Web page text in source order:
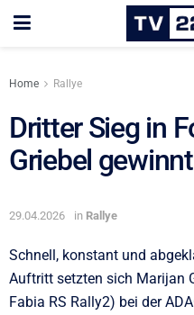
Home Rallye
Dritter Sieg in
Griebel
29.04.2026 in Rallye
Schnell, konstant und
Auftritt setzten sich Marijan
Fabia RS Rally2) bei der